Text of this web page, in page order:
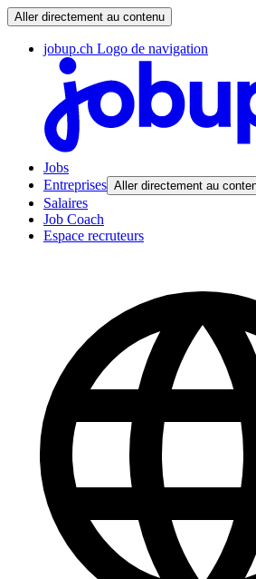
Aller directement au contenu
jobup.ch Logo de navigation
Jobs
Entreprises Aller directement au
Salaires
Job Coach
Espace recruteurs